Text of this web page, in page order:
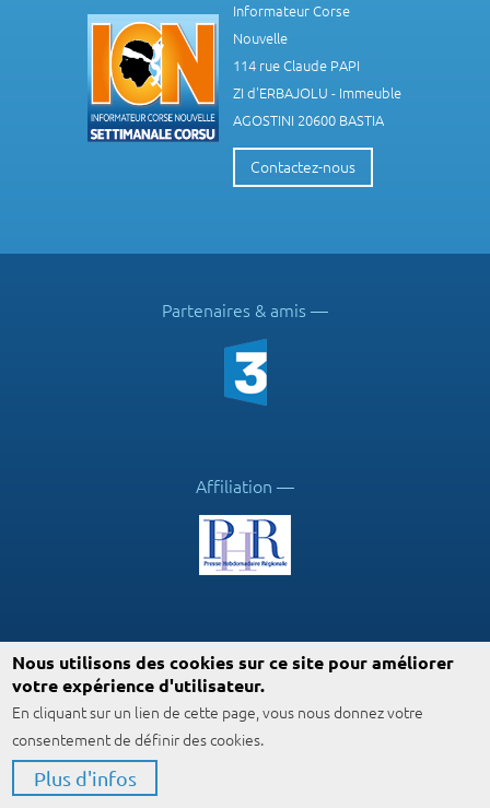
Informateur Corse
Nouvelle
114 rue Claude PAPI
ZI d'ERBAJOLU - Immeuble
AGOSTINI 20600 BASTIA
Contactez-nous
Partenaires & amis
Affiliation
Suivez ICN
© ICN™ 2024
Nous utilisons des cookies sur ce site pour améliorer
votre expérience d'utilisateur.
En cliquant sur un lien de cette page, vous nous donnez votre
consentement de définir des cookies.
Plus d'infos